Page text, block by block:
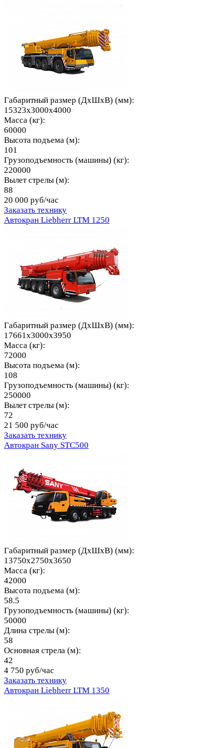
Габаритный размер (ДхШхВ) (мм):
15323x3000x4000
Масса (кг):
60000
Высота подъема (м):
101
Грузоподъемность (машины) (кг):
220000
Вылет стрелы (м):
88
20 000 руб/час
Заказать технику
Автокран Liebherr LTM 1250
Габаритный размер (ДхШхВ) (мм):
17661x3000x3950
Масса (кг):
72000
Высота подъема (м):
108
Грузоподъемность (машины) (кг):
250000
Вылет стрелы (м):
72
21 500 руб/час
Заказать технику
Автокран Sany STC500
Габаритный размер (ДхШхВ) (мм):
13750x2750x3650
Масса (кг):
42000
Высота подъема (м):
58.5
Грузоподъемность (машины) (кг):
50000
Длина стрелы (м):
58
Основная стрела (м):
42
4 750 руб/час
Заказать технику
Автокран Liebherr LTM 1350